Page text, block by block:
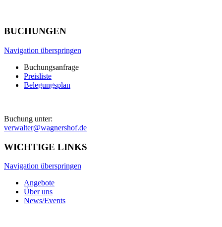
BUCHUNGEN
Navigation überspringen
Buchungsanfrage
Preisliste
Belegungsplan
Buchung unter:
verwalter@wagnershof.de
WICHTIGE LINKS
Navigation überspringen
Angebote
Über uns
News/Events